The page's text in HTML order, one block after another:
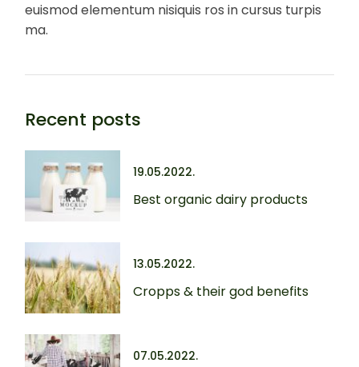
euismod elementum nisiquis ros in cursus turpis
ma.
Recent posts
19.05.2022.
Best organic dairy products
13.05.2022.
Cropps & their god benefits
07.05.2022.